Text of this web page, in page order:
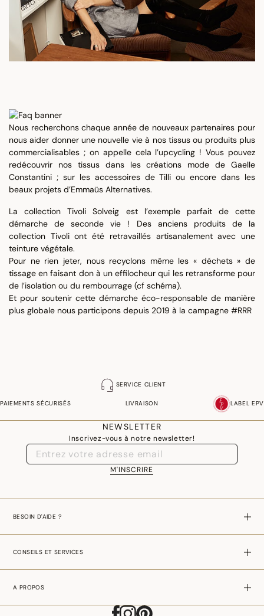
Nous recherchons chaque année de nouveaux partenaires pour
nous aider donner une nouvelle vie à nos tissus ou produits plus
commercialisables ; on appelle cela l’upcycling ! Vous pouvez
redécouvrir nos tissus dans les créations mode de Gaelle
Constantini ; sur les accessoires de Tilli ou encore dans les
beaux projets d’Emmaüs Alternatives.
La collection Tivoli Solveig est l’exemple parfait de cette
démarche de seconde vie ! Des anciens produits de la
collection Tivoli ont été retravaillés artisanalement avec une
teinture végétale.
Pour ne rien jeter, nous recyclons même les « déchets » de
tissage en faisant don à un effilocheur qui les retransforme pour
de l’isolation ou du rembourrage (cf schéma).
Et pour soutenir cette démarche éco-responsable de manière
plus globale nous participons depuis 2019 à la campagne #RRR
SERVICE CLIENT
PAIEMENTS SÉCURISÉS LIVRAISON LABEL EPV
NEWSLETTER
Inscrivez-vous à notre newsletter!
M'INSCRIRE
BESOIN D'AIDE ?
CONSEILS ET SERVICES
A PROPOS